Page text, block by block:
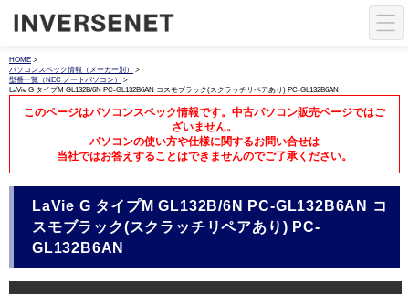
HOME >
パソコンスペック情報（メーカー別）
>
型番一覧（NEC ノートパソコン）
>
LaVie G タイプM GL132B/6N PC-GL132B6AN コスモブラック(スクラッチリペアあり) PC-GL132B6AN
このページはパソコンスペック情報です。中古パソコン販売ページではご
ざいません。
パソコンの使い方や仕様に関するお問い合せは
当社ではお答えすることはできませんのでご了承ください。
LaVie G タイプM GL132B/6N PC-GL132B6AN コ
スモブラック(スクラッチリペアあり) PC-
GL132B6AN